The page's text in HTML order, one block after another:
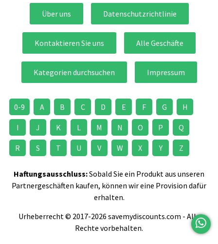
Über uns Datenschutzrichtlinie
Kontaktieren Sie uns Alle Geschäfte
Kategorien durchsuchen Impressum
0-9 A B C D E F G H
I J K L M N O P Q
R S T U V W X Y Z
Haftungsausschluss:Sobald Sie ein Produkt aus unseren
Partnergeschäften kaufen, können wir eine Provision dafür
erhalten.
Urheberrecht © 2017-2026 savemydiscounts.com - Alle
Rechte vorbehalten.